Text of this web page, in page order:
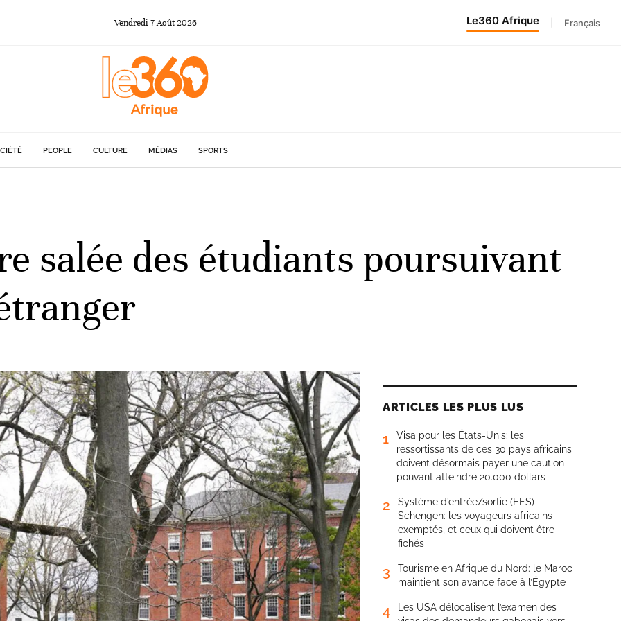
Vendredi 7Août 2026 Le360 Afrique Français
PEOPLE CULTURE MÉDIAS SPORTS
salée des étudiants poursuivant
ARTICLES LES PLUS LUS
1
Visa pour les États-Unis: les
ressortissants de ces 30 pays africains
doivent désormais payer une caution
pouvant atteindre 20.000 dollars
2
Système d’entrée/sortie (EES)
Schengen: les voyageurs africains
exemptés, et ceux qui doivent être
fichés
3
Tourisme en Afrique du Nord: le Maroc
maintient son avance face à l’Égypte
4
Les USA délocalisent l’examen des